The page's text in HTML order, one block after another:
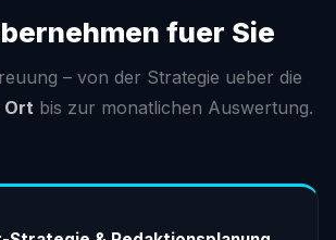
fuer Sie
– von der Strategie ueber die
Ort bis zur monatlichen Auswertung.